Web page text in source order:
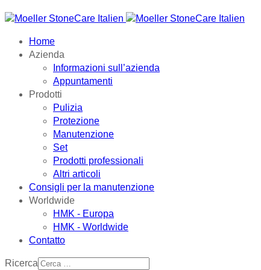
Home
Azienda
Informazioni sull’azienda
Appuntamenti
Prodotti
Pulizia
Protezione
Manutenzione
Set
Prodotti professionali
Altri articoli
Consigli per la manutenzione
Worldwide
HMK - Europa
HMK - Worldwide
Contatto
Ricerca